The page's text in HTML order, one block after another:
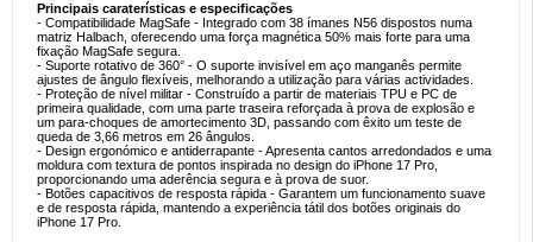
Principais caraterísticas e especificações
- Compatibilidade MagSafe - Integrado com 38 ímanes N56 dispostos numa
matriz Halbach, oferecendo uma força magnética 50% mais forte para uma
fixação MagSafe segura.
- Suporte rotativo de 360° - O suporte invisível em aço manganês permite
ajustes de ângulo flexíveis, melhorando a utilização para várias actividades.
- Proteção de nível militar - Construído a partir de materiais TPU e PC de
primeira qualidade, com uma parte traseira reforçada à prova de explosão e
um para-choques de amortecimento 3D, passando com êxito um teste de
queda de 3,66 metros em 26 ângulos.
- Design ergonómico e antiderrapante - Apresenta cantos arredondados e uma
moldura com textura de pontos inspirada no design do iPhone 17 Pro,
proporcionando uma aderência segura e à prova de suor.
- Botões capacitivos de resposta rápida - Garantem um funcionamento suave
e de resposta rápida, mantendo a experiência tátil dos botões originais do
iPhone 17 Pro.